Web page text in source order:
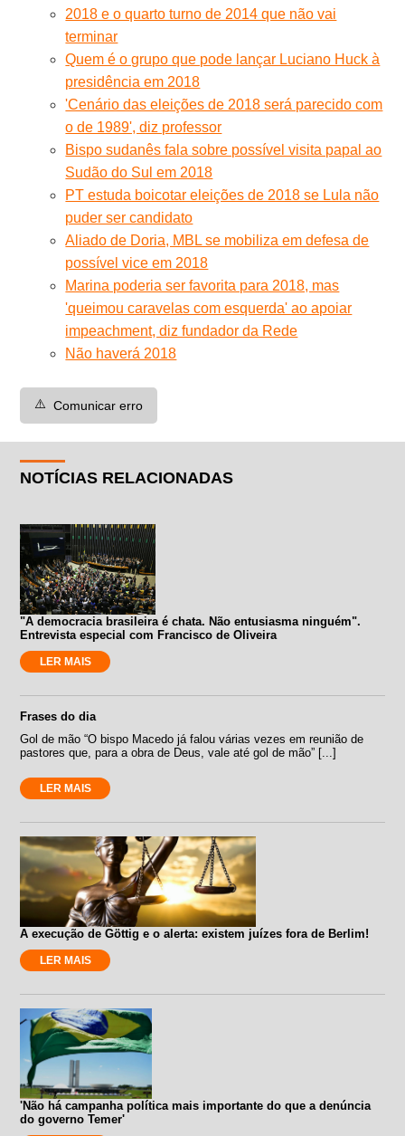
2018 e o quarto turno de 2014 que não vai
terminar
Quem é o grupo que pode lançar Luciano Huck à
presidência em 2018
'Cenário das eleições de 2018 será parecido com
o de 1989', diz professor
Bispo sudanês fala sobre possível visita papal ao
Sudão do Sul em 2018
PT estuda boicotar eleições de 2018 se Lula não
puder ser candidato
Aliado de Doria, MBL se mobiliza em defesa de
possível vice em 2018
Marina poderia ser favorita para 2018, mas
'queimou caravelas com esquerda' ao apoiar
impeachment, diz fundador da Rede
Não haverá 2018
⚠️ Comunicar erro
NOTÍCIAS RELACIONADAS
"A democracia brasileira é chata. Não entusiasma ninguém".
Entrevista especial com Francisco de Oliveira
LER MAIS
Frases do dia
Gol de mão “O bispo Macedo já falou várias vezes em reunião de
pastores que, para a obra de Deus, vale até gol de mão” [...]
LER MAIS
A execução de Göttig e o alerta: existem juízes fora de Berlim!
LER MAIS
'Não há campanha política mais importante do que a denúncia
do governo Temer'